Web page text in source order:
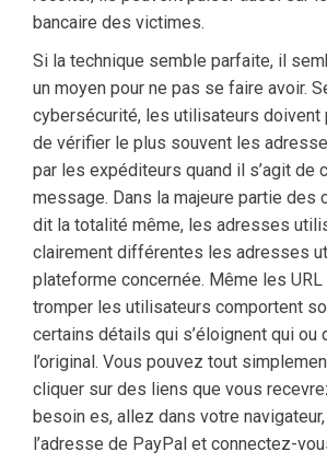
bancaire des victimes.
Si la technique semble parfaite, il
un moyen pour ne pas se faire avoir.
cybersécurité, les utilisateurs doivent
de vérifier le plus souvent les
par les expéditeurs quand il s’agit de
message. Dans la majeure partie des
dit la totalité même, les adresses
clairement différentes les adresses
plateforme concernée. Même les
tromper les utilisateurs comportent
certains détails qui s’éloignent qui ou
l’original. Vous pouvez tout
cliquer sur des liens que vous
besoin es, allez dans votre
l’adresse de PayPal et connectez-